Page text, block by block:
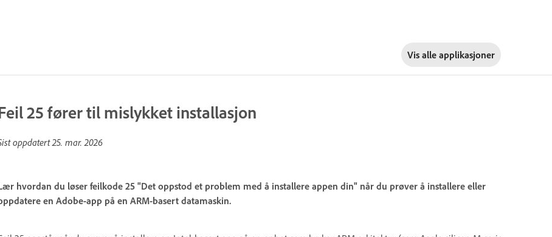
Vis alle applikasjoner
25 fører til mislykket installasjon
oppdatert25. mar. 2026
hvordan du løser feilkode 25 "Det oppstod et problem med å installere appen din" når du prøver å installere eller
en Adobe-app på en ARM-basert datamaskin.